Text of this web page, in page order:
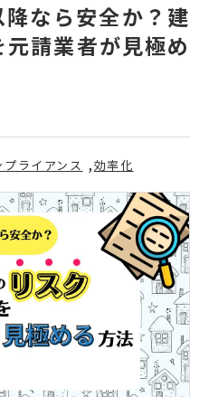
なら安全か？建
請業者が見極め
プライアンス 効率化